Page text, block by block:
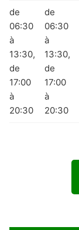
de
06:30
à
13:30,
de
17:00
à
20:30
de
06:30
à
13:30,
de
17:00
à
20:30